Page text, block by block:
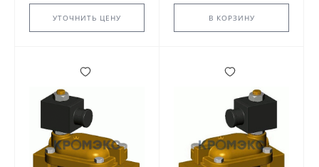
УТОЧНИТЬ ЦЕНУ В КОРЗИНУ